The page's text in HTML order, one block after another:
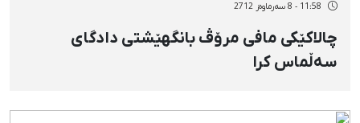
11:58 - 8 سەرماوەز 2712
چالاکێکی مافی مرۆڤ بانگهێشتی دادگای
سەڵماس کرا